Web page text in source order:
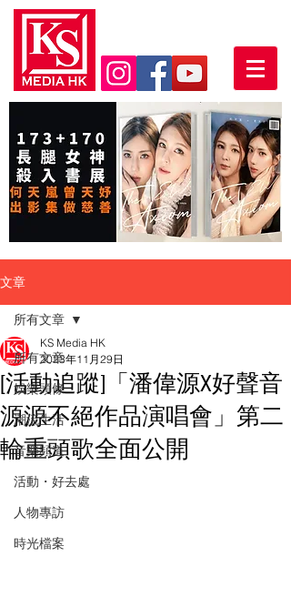
文章
所有文章
娛樂頭條
潮流生活
音樂頻道
活動・好去處
人物專訪
時光檔案
所有文章
[活動追蹤]「潘偉源X好聲音
源源不絕作品演唱會」第二
輪重頭歌全面公開
KS Media HK
2023年11月29日